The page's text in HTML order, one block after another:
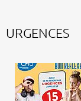
URGENCES